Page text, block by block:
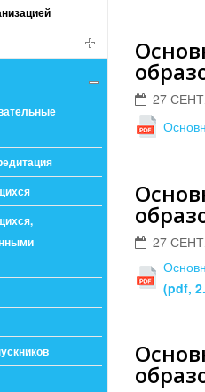
27
27
(pdf,